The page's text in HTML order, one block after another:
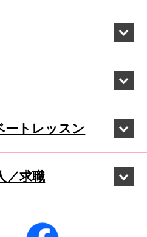
ートレッスン
／求職